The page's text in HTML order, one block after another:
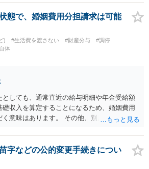
ので、法テラスへお尋ねいただいた方が確
態で、婚姻費用分担請求は可能
) #生活費を渡さない #財産分与
#調停
体
しても、通常直近の給与明細や年金受給額
収入を算定することになるため、婚姻費用
意味はあります。 その他、別居の経緯、質
良いかと思います。
字などの公的変更手続きについ